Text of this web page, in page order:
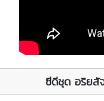
ซีดีชุด อริย